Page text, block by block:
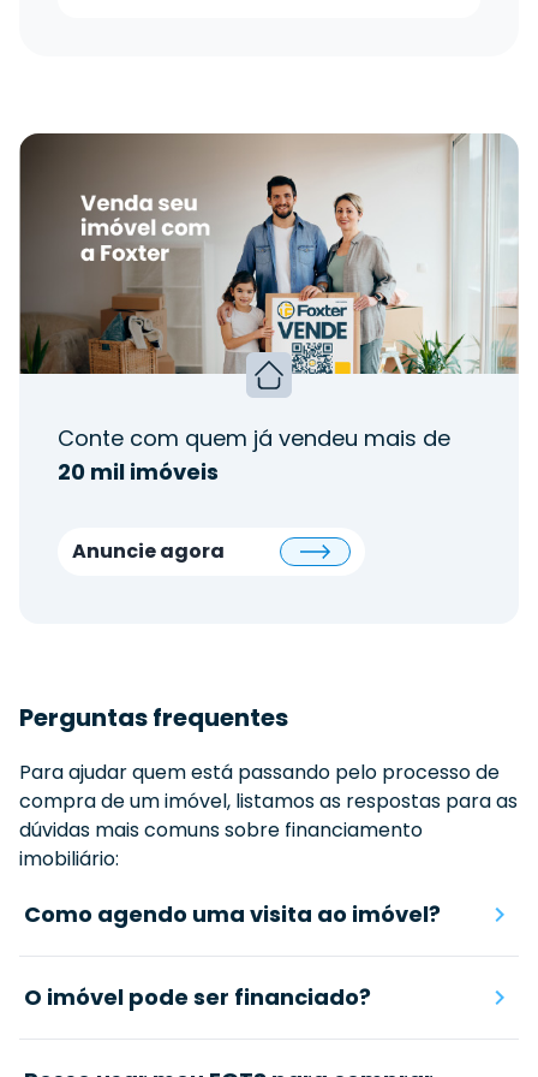
Conte com quem já vendeu mais de
20 mil imóveis
Anuncie agora
Perguntas frequentes
Para ajudar quem está passando pelo processo de
compra de um imóvel, listamos as respostas para as
dúvidas mais comuns sobre financiamento
imobiliário:
Como agendo uma visita ao imóvel?
O imóvel pode ser financiado?